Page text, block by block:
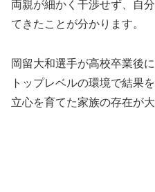
両親が細かく干渉せず、自
てきたことが分かります。
岡留大和選手が高校卒業後
トップレベルの環境で結果
立心を育てた家族の存在が